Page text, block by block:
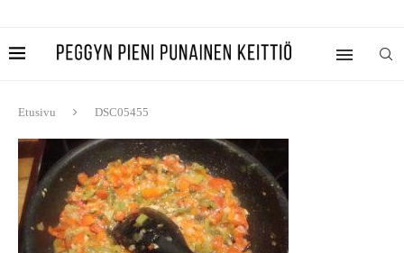
Etusivu DSC05455